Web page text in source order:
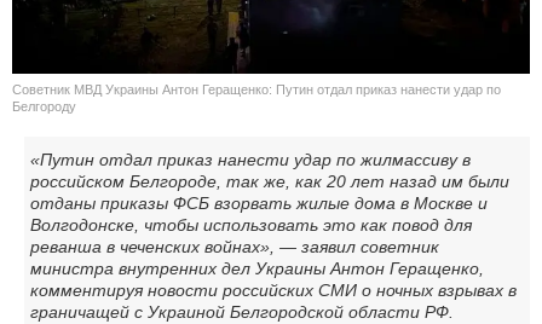
СПОРТ
ШОУ-БИЗНЕС
ЭГОИЗМ
БЛОГ
Советник МВД Украины Антон Геращенко: Путин отдал приказ нанести удар по
Белгороду
«Путин отдал приказ нанести удар по жилмассиву в
российском Белгороде, так же, как 20 лет назад им были
отданы приказы ФСБ взорвать жилые дома в Москве и
Волгодонске, чтобы использовать это как повод для
реванша в чеченских войнах», — заявил советник
министра внутренних дел Украины Антон Геращенко,
комментируя новости российских СМИ о ночных взрывах в
граничащей с Украиной Белгородской области РФ.